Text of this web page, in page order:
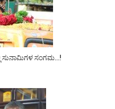
ಸುನಾಮಿಗಳ ಸಂಗಮ…!